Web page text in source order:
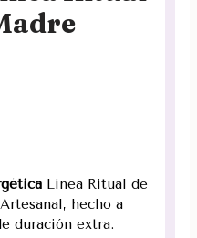
Linea Ritual de
hecho a
duración extra.